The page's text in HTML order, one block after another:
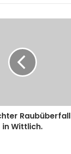
Raubüberfall
in Wittlich.